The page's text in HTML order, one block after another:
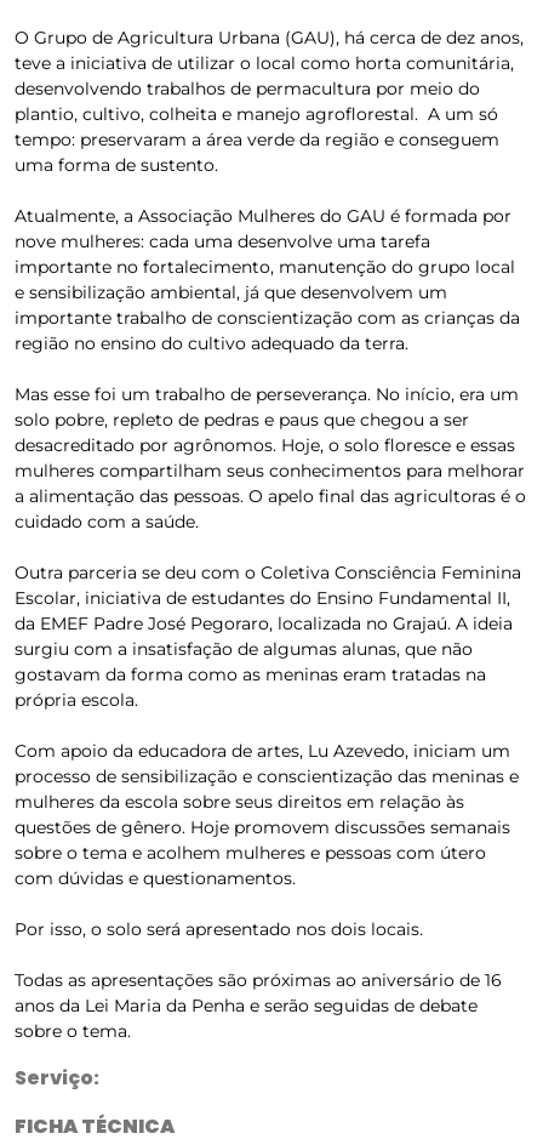
O Grupo de Agricultura Urbana (GAU), há cerca de dez anos,
teve a iniciativa de utilizar o local como horta comunitária,
desenvolvendo trabalhos de permacultura por meio do
plantio, cultivo, colheita e manejo agroflorestal. A um só
tempo: preservaram a área verde da região e conseguem
uma forma de sustento.
Atualmente, a Associação Mulheres do GAU é formada por
nove mulheres: cada uma desenvolve uma tarefa
importante no fortalecimento, manutenção do grupo local
e sensibilização ambiental, já que desenvolvem um
importante trabalho de conscientização com as crianças da
região no ensino do cultivo adequado da terra.
Mas esse foi um trabalho de perseverança. No início, era um
solo pobre, repleto de pedras e paus que chegou a ser
desacreditado por agrônomos. Hoje, o solo floresce e essas
mulheres compartilham seus conhecimentos para melhorar
a alimentação das pessoas. O apelo final das agricultoras é o
cuidado com a saúde.
Outra parceria se deu com o Coletiva Consciência Feminina
Escolar, iniciativa de estudantes do Ensino Fundamental II,
da EMEF Padre José Pegoraro, localizada no Grajaú. A ideia
surgiu com a insatisfação de algumas alunas, que não
gostavam da forma como as meninas eram tratadas na
própria escola.
Com apoio da educadora de artes, Lu Azevedo, iniciam um
processo de sensibilização e conscientização das meninas e
mulheres da escola sobre seus direitos em relação às
questões de gênero. Hoje promovem discussões semanais
sobre o tema e acolhem mulheres e pessoas com útero
com dúvidas e questionamentos.
Por isso, o solo será apresentado nos dois locais.
Todas as apresentações são próximas ao aniversário de 16
anos da Lei Maria da Penha e serão seguidas de debate
sobre o tema.
Serviço:
FICHA TÉCNICA